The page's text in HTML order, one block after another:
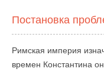
Постановка
Римская империя
времен Константина